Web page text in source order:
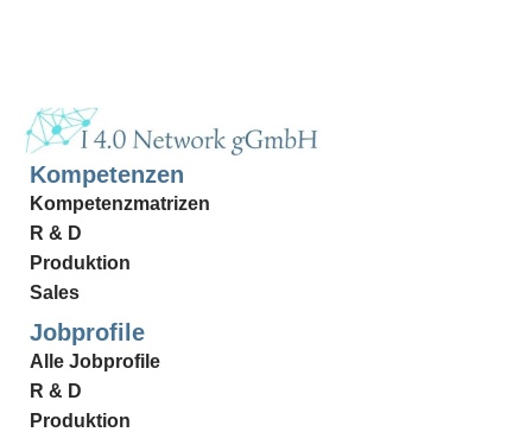
Kompetenzen
Kompetenzmatrizen
R & D
Produktion
Sales
Jobprofile
Alle Jobprofile
R & D
Produktion